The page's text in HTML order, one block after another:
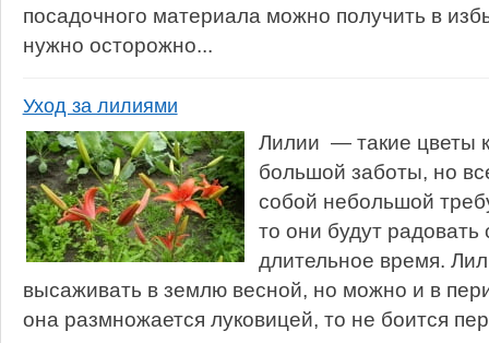
посадочного материала можно получить в
нужно осторожно...
Уход за лилиями
Лилии — такие цветы
большой заботы, но
собой небольшой
то они будут
длительное время.
высаживать в землю весной, но можно и в
она размножается луковицей, то не боится